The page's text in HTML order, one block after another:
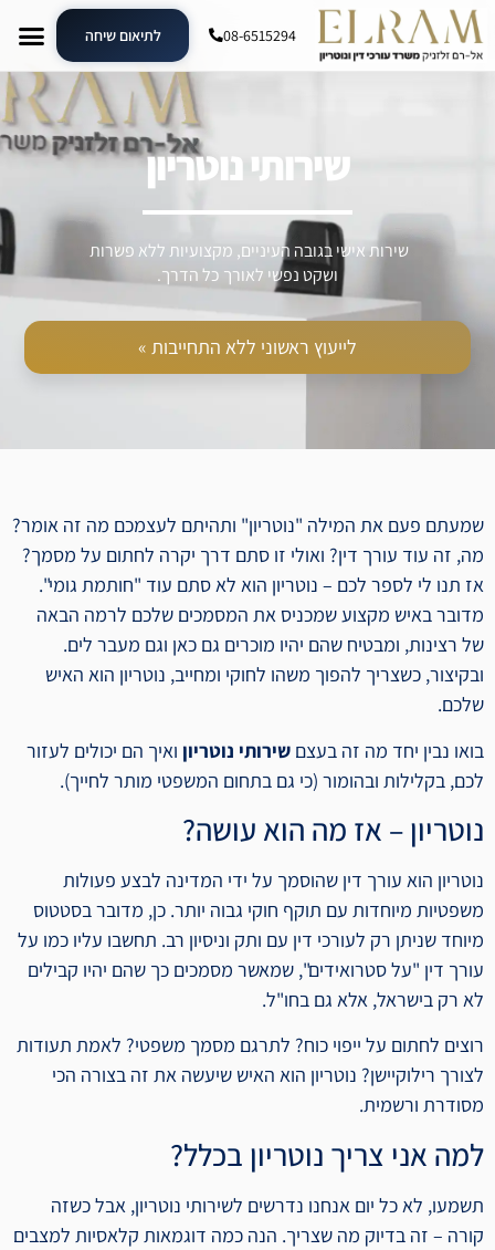
08-6515294 לתיאום שיחה
שירותי נוטריון
שירות אישי בגובה העיניים, מקצועיות ללא פשרות
ושקט נפשי לאורך כל הדרך.
לייעוץ ראשוני ללא התחייבות »
שמעתם פעם את המילה "נוטריון" ותהיתם לעצמכם מה זה אומר?
מה, זה עוד עורך דין? ואולי זו סתם דרך יקרה לחתום על מסמך?
אז תנו לי לספר לכם – נוטריון הוא לא סתם עוד "חותמת גומי".
מדובר באיש מקצוע שמכניס את המסמכים שלכם לרמה הבאה
של רצינות, ומבטיח שהם יהיו מוכרים גם כאן וגם מעבר לים.
ובקיצור, כשצריך להפוך משהו לחוקי ומחייב, נוטריון הוא האיש
שלכם.
בואו נבין יחד מה זה בעצם שירותי נוטריון ואיך הם יכולים לעזור
לכם, בקלילות ובהומור (כי גם בתחום המשפטי מותר לחייך).
נוטריון – אז מה הוא עושה?
נוטריון הוא עורך דין שהוסמך על ידי המדינה לבצע פעולות
משפטיות מיוחדות עם תוקף חוקי גבוה יותר. כן, מדובר בסטטוס
מיוחד שניתן רק לעורכי דין עם ותק וניסיון רב. תחשבו עליו כמו על
עורך דין "על סטרואידים", שמאשר מסמכים כך שהם יהיו קבילים
לא רק בישראל, אלא גם בחו"ל.
רוצים לחתום על ייפוי כוח? לתרגם מסמך משפטי? לאמת תעודות
לצורך רילוקיישן? נוטריון הוא האיש שיעשה את זה בצורה הכי
מסודרת ורשמית.
למה אני צריך נוטריון בכלל?
תשמעו, לא כל יום אנחנו נדרשים לשירותי נוטריון, אבל כשזה
קורה – זה בדיוק מה שצריך. הנה כמה דוגמאות קלאסיות למצבים